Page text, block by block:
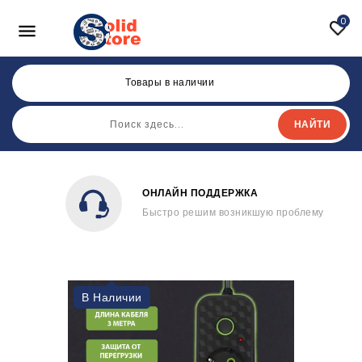
 0
Товары в наличии
НАЙТИ
ОНЛАЙН ПОДДЕРЖКА
Быстро решим возникшую проблему
В Наличии